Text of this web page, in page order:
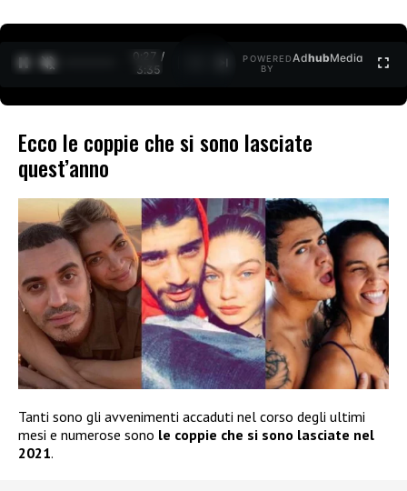
0:28 /
3:35
POWERED
BY
AdhubMedia
Ecco le coppie che si sono lasciate
quest’anno
Tanti sono gli avvenimenti accaduti nel corso degli ultimi
mesi e numerose sono le coppie che si sono lasciate nel
2021.